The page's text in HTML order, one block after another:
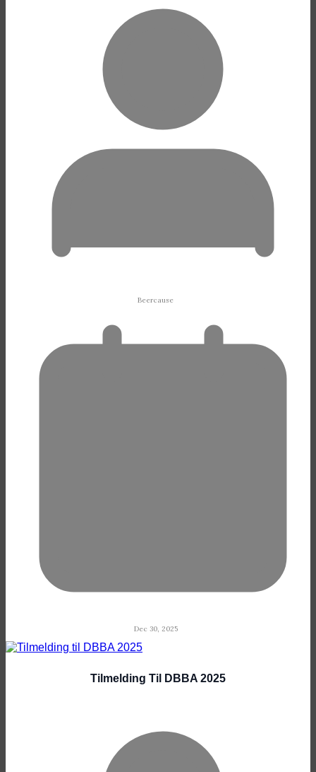
Beercause
Dec 30, 2025
Tilmelding Til DBBA 2025